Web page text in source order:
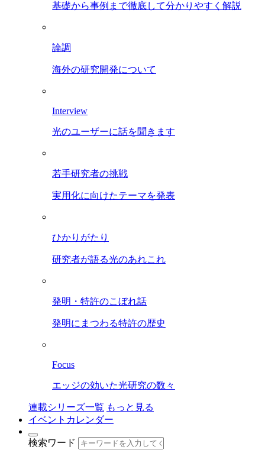
基礎から事例まで徹底して分かりやすく解説
論調
海外の研究開発について
Interview
光のユーザーに話を聞きます
若手研究者の挑戦
実用化に向けたテーマを発表
ひかりがたり
研究者が語る光のあれこれ
発明・特許のこぼれ話
発明にまつわる特許の歴史
Focus
エッジの効いた光研究の数々
連載シリーズ一覧 もっと見る
イベントカレンダー
検索ワード